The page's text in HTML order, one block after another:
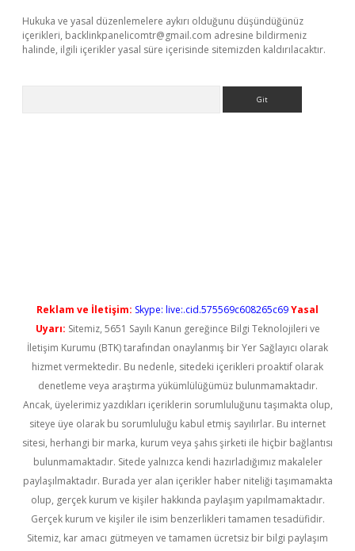
Hukuka ve yasal düzenlemelere aykırı olduğunu düşündüğünüz
içerikleri, backlinkpanelicomtr@gmail.com adresine bildirmeniz
halinde, ilgili içerikler yasal süre içerisinde sitemizden kaldırılacaktır.
Reklam ve İletişim: Skype: live:.cid.575569c608265c69Yasal
Uyarı: Sitemiz, 5651 Sayılı Kanun gereğince Bilgi Teknolojileri ve
İletişim Kurumu (BTK) tarafından onaylanmış bir Yer Sağlayıcı olarak
hizmet vermektedir. Bu nedenle, sitedeki içerikleri proaktif olarak
denetleme veya araştırma yükümlülüğümüz bulunmamaktadır.
Ancak, üyelerimiz yazdıkları içeriklerin sorumluluğunu taşımakta olup,
siteye üye olarak bu sorumluluğu kabul etmiş sayılırlar. Bu internet
sitesi, herhangi bir marka, kurum veya şahıs şirketi ile hiçbir bağlantısı
bulunmamaktadır. Sitede yalnızca kendi hazırladığımız makaleler
paylaşılmaktadır. Burada yer alan içerikler haber niteliği taşımamakta
olup, gerçek kurum ve kişiler hakkında paylaşım yapılmamaktadır.
Gerçek kurum ve kişiler ile isim benzerlikleri tamamen tesadüfidir.
Sitemiz, kar amacı gütmeyen ve tamamen ücretsiz bir bilgi paylaşım